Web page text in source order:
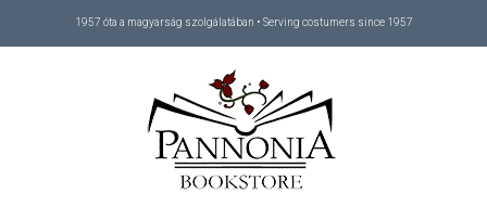
1957 óta a magyarság szolgálatában • Serving costumers since 1957